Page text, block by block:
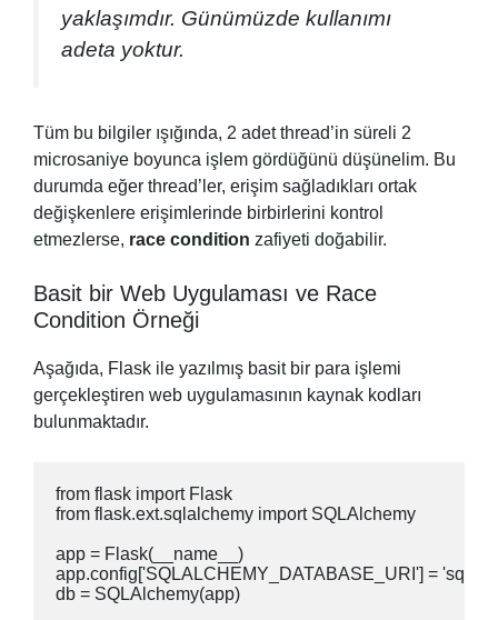
yaklaşımdır. Günümüzde kullanımı
adeta yoktur.
Tüm bu bilgiler ışığında, 2 adet thread’in süreli 2
microsaniye boyunca işlem gördüğünü düşünelim. Bu
durumda eğer thread’ler, erişim sağladıkları ortak
değişkenlere erişimlerinde birbirlerini kontrol
etmezlerse, race condition zafiyeti doğabilir.
Basit bir Web Uygulaması ve Race
Condition Örneği
Aşağıda, Flask ile yazılmış basit bir para işlemi
gerçekleştiren web uygulamasının kaynak kodları
bulunmaktadır.
from flask import Flask
from flask.ext.sqlalchemy import SQLAlchemy
app = Flask(__name__)
app.config['SQLALCHEMY_DATABASE_URI'] =
db = SQLAlchemy(app)